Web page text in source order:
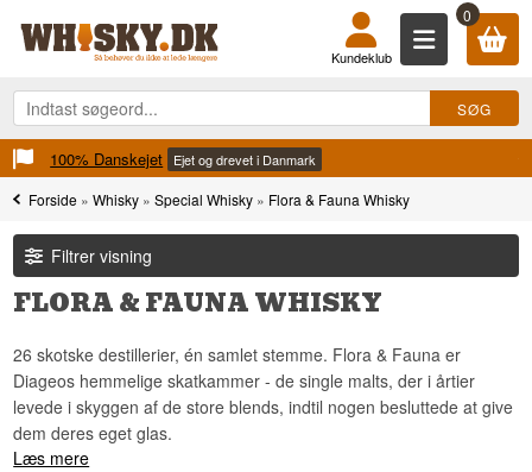
0
Kundeklub
100% Danskejet Ejet og drevet i Danmark
Forside »Whisky »Special Whisky » Flora & Fauna Whisky
Filtrer visning
FLORA & FAUNA WHISKY
26 skotske destillerier, én samlet stemme. Flora & Fauna er
Diageos hemmelige skatkammer - de single malts, der i årtier
levede i skyggen af de store blends, indtil nogen besluttede at give
dem deres eget glas.
Læs mere